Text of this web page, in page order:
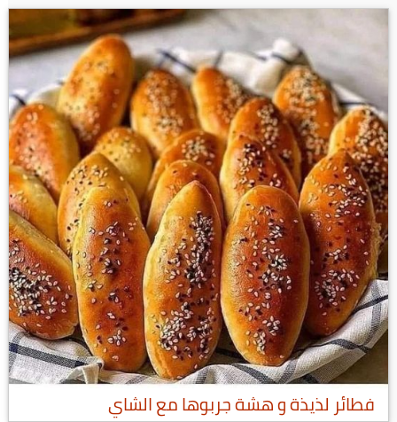
فطائر لذيذة و هشة جربوها مع الشاي